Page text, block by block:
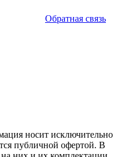
Обратная связь
носит исключительно
публичной офертой. В